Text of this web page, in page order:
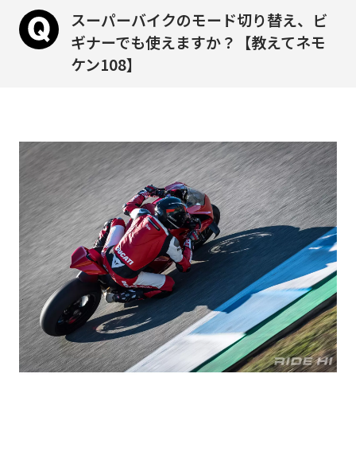
スーパーバイクのモード切り替え、ビ
ギナーでも使えますか？【教えてネモ
ケン108】